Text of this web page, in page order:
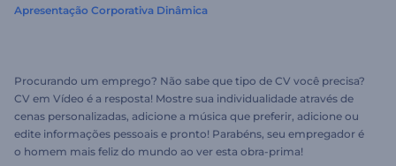
Apresentação Corporativa Dinâmica
Procurando um emprego? Não sabe que tipo de CV você precisa?
CV em Vídeo é a resposta! Mostre sua individualidade através de
cenas personalizadas, adicione a música que preferir, adicione ou
edite informações pessoais e pronto! Parabéns, seu empregador é
o homem mais feliz do mundo ao ver esta obra-prima!